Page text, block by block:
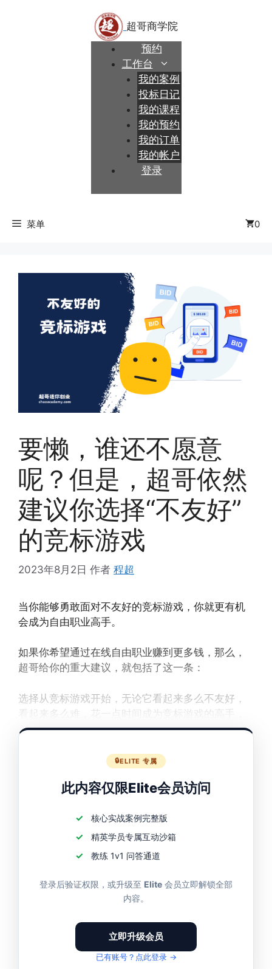
预约
工作台
我的案例
投标日记
我的课程
我的预约
我的订单
我的帐户
登录
菜单 0
要懒，谁还不愿意
呢？但是，超哥依然
建议你选择“不友好”
的竞标游戏
2023年8月2日 作者 程超
当你能够勇敢面对不友好的竞标游戏，你就更有机
会成为自由职业高手。
如果你希望通过在线自由职业赚到更多钱，那么，
超哥给你的重大建议，就包括了这一条：
选择从竞标游戏开始，无论它看起来多么不友好，
看起来多么难，花一点时间成为竞标游戏的高手，
帮助你奠定快速成长的基础。
ELITE 专属
此内容仅限Elite会员访问
核心实战案例完整版
精英学员专属互动沙箱
教练 1v1 问答通道
登录后验证权限，或升级至 Elite 会员立即解锁全部
内容。
立即升级会员
已有账号？点此登录 →